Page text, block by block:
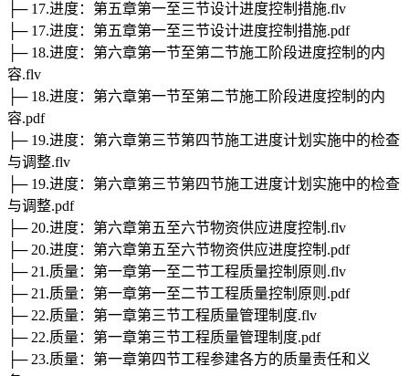
├─ 17.进度：第五章第一至三节设计进度控制措施.flv
├─ 17.进度：第五章第一至三节设计进度控制措施.pdf
├─ 18.进度：第六章第一节至第二节施工阶段进度控制的内
容.flv
├─ 18.进度：第六章第一节至第二节施工阶段进度控制的内
容.pdf
├─ 19.进度：第六章第三节第四节施工进度计划实施中的检查
与调整.flv
├─ 19.进度：第六章第三节第四节施工进度计划实施中的检查
与调整.pdf
├─ 20.进度：第六章第五至六节物资供应进度控制.flv
├─ 20.进度：第六章第五至六节物资供应进度控制.pdf
├─ 21.质量：第一章第一至二节工程质量控制原则.flv
├─ 21.质量：第一章第一至二节工程质量控制原则.pdf
├─ 22.质量：第一章第三节工程质量管理制度.flv
├─ 22.质量：第一章第三节工程质量管理制度.pdf
├─ 23.质量：第一章第四节工程参建各方的质量责任和义